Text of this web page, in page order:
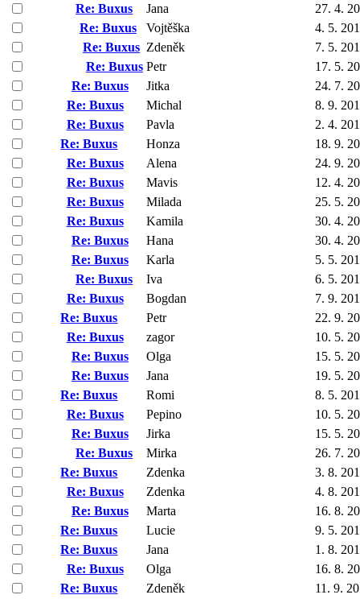
Re: Buxus
Jana
27. 4.
Re: Buxus
Vojtěška
4. 5.
Re: Buxus Zdeněk
7. 5.
Re: Buxus Petr
17. 5.
Re: Buxus
Jitka
24. 7.
Re: Buxus
Michal
8. 9.
Re: Buxus
Pavla
2. 4.
Re: Buxus
Honza
18. 9.
Re: Buxus
Alena
24. 9.
Re: Buxus
Mavis
12. 4.
Re: Buxus
Milada
25. 5.
Re: Buxus
Kamila
30. 4.
Re: Buxus
Hana
30. 4.
Re: Buxus
Karla
5. 5.
Re: Buxus
Iva
6. 5.
Re: Buxus
Bogdan
7. 9.
Re: Buxus
Petr
22. 9.
Re: Buxus
zagor
10. 5.
Re: Buxus
Olga
15. 5.
Re: Buxus
Jana
19. 5.
Re: Buxus
Romi
8. 5.
Re: Buxus
Pepino
10. 5.
Re: Buxus
Jirka
15. 5.
Re: Buxus
Mirka
26. 7.
Re: Buxus
Zdenka
3. 8.
Re: Buxus
Zdenka
4. 8.
Re: Buxus
Marta
16. 8.
Re: Buxus
Lucie
9. 5.
Re: Buxus
Jana
1. 8.
Re: Buxus
Olga
16. 8.
Re: Buxus
Zdeněk
11. 9.